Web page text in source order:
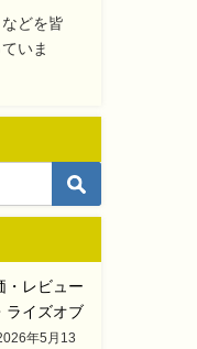
どを皆
いま
・レビュー
ライズオブ
年5月13